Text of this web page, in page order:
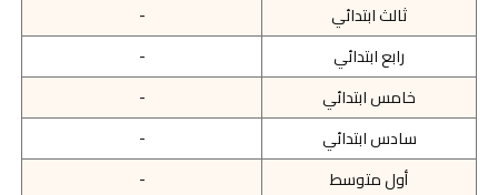
ثالث ابتدائي
-
رابع ابتدائي
-
خامس ابتدائي
-
سادس ابتدائي
-
أول متوسط
-